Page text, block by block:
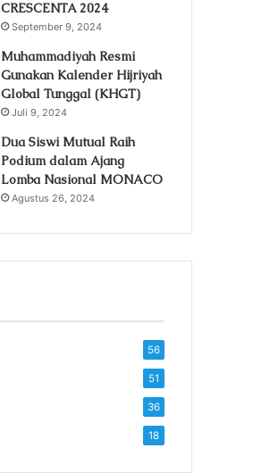
CRESCENTA 2024
September 9, 2024
Muhammadiyah Resmi
Gunakan Kalender Hijriyah
Global Tunggal (KHGT)
Juli 9, 2024
Dua Siswi Mutual Raih
Podium dalam Ajang
Lomba Nasional MONACO
Agustus 26, 2024
56
51
36
18